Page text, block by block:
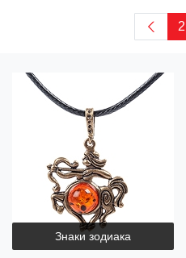
2
Знаки зодиака